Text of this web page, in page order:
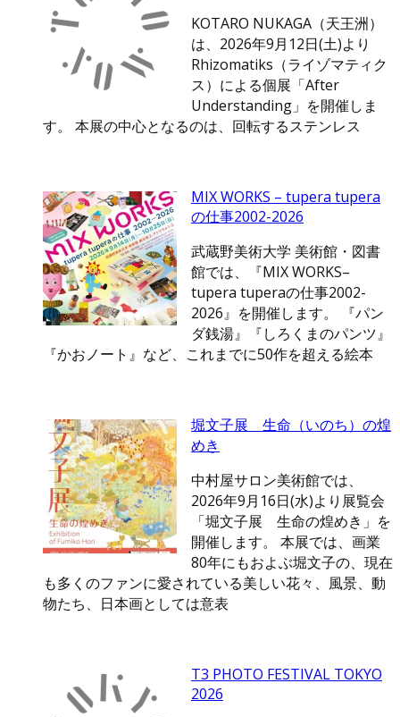
KOTARO NUKAGA（天王洲）
は、2026年9月12日(土)より
Rhizomatiks（ライゾマティク
ス）による個展「After
Understanding」を開催しま
す。 本展の中心となるのは、回転するステンレス
MIX WORKS – tupera tupera
の仕事2002-2026
武蔵野美術大学 美術館・図書
館では、『MIX WORKS–
tupera tuperaの仕事2002-
2026』を開催します。 『パン
ダ銭湯』『しろくまのパンツ』
『かおノート』など、これまでに50作を超える絵本
堀文子展 生命（いのち）の煌
めき
中村屋サロン美術館では、
2026年9月16日(水)より展覧会
「堀文子展 生命の煌めき」を
開催します。 本展では、画業
80年にもおよぶ堀文子の、現在
も多くのファンに愛されている美しい花々、風景、動
物たち、日本画としては意表
T3 PHOTO FESTIVAL TOKYO
2026